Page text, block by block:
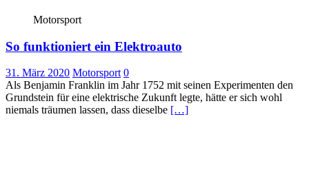
Motorsport
So funktioniert ein Elektroauto
31. März 2020 Motorsport 0
Als Benjamin Franklin im Jahr 1752 mit seinen Experimenten den
Grundstein für eine elektrische Zukunft legte, hätte er sich wohl
niemals träumen lassen, dass dieselbe […]